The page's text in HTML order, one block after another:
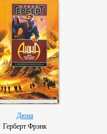
Дюна
Герберт Фрэнк